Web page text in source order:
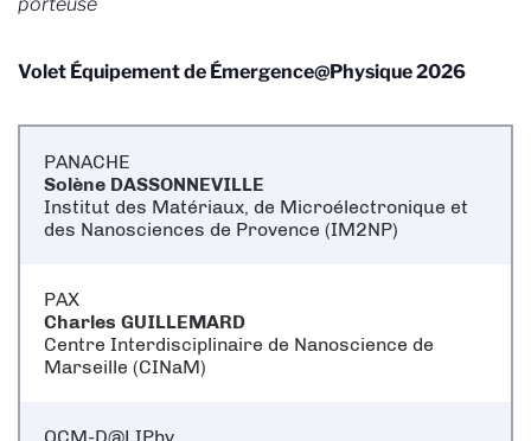
Volet Équipement de Émergence@Physique 2026
PANACHE
Solène DASSONNEVILLE
Institut des Matériaux, de Microélectronique et
des Nanosciences de Provence (IM2NP)
PAX
Charles GUILLEMARD
Centre Interdisciplinaire de Nanoscience de
Marseille (CINaM)